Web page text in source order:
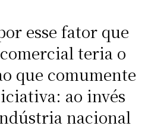
esse fator que
teria o
que comumente
ao invés
nacional